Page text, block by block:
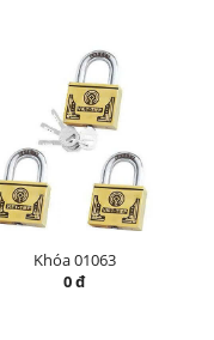
Khóa 01063
0 đ